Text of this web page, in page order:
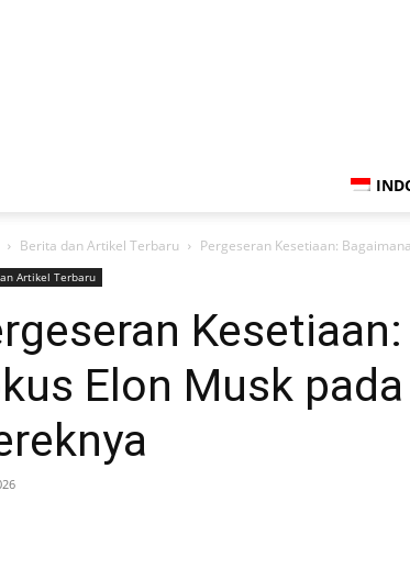
Berita dan Artikel Terbaru Pergeseran Kesetiaan:
Artikel Terbaru
Elon Musk